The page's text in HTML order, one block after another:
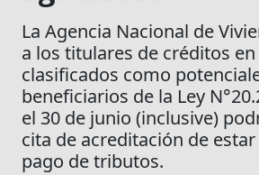
La Agencia Nacional de
a los titulares de créditos en
clasificados como
beneficiarios de la Ley
el 30 de junio (inclusive)
cita de acreditación de
pago de tributos.